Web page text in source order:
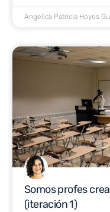
Angelica Patricia Hoyos
Somos profes
(iteración 1)